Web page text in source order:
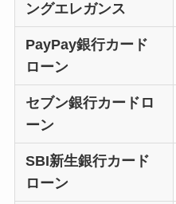
ングエレガンス
PayPay銀行カード
ローン
セブン銀行カードロ
ーン
SBI新生銀行カード
ローン